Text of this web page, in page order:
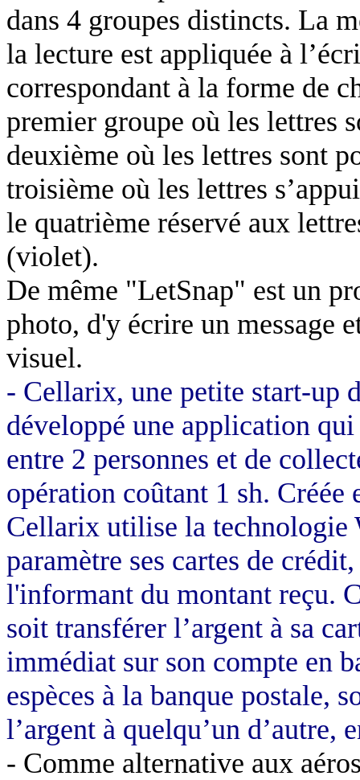
dans 4 groupes distincts. La
la lecture est appliquée à
correspondant à la forme de
premier groupe où les lettres
deuxième où les lettres sont
troisième où les lettres
le quatrième réservé aux
(violet).
De même "LetSnap" est un
photo, d'y écrire un message
visuel.
- Cellarix, une petite start-up
développé une application
entre 2 personnes et de
opération coûtant 1 sh.
Cellarix utilise la technologie
paramètre ses cartes de
l'informant du montant reçu.
soit transférer l’argent à sa
immédiat sur son compte en
espèces à la banque postale,
l’argent à quelqu’un d’autre,
- Comme alternative aux